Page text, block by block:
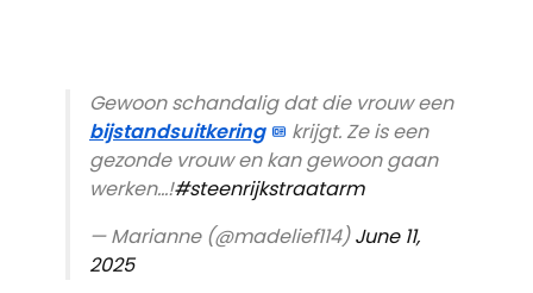
Gewoon schandalig dat die vrouw een
bijstandsuitkering
krijgt. Ze is een
gezonde vrouw en kan gewoon gaan
werken…!#steenrijkstraatarm
— Marianne (@madelief114)June 11,
2025